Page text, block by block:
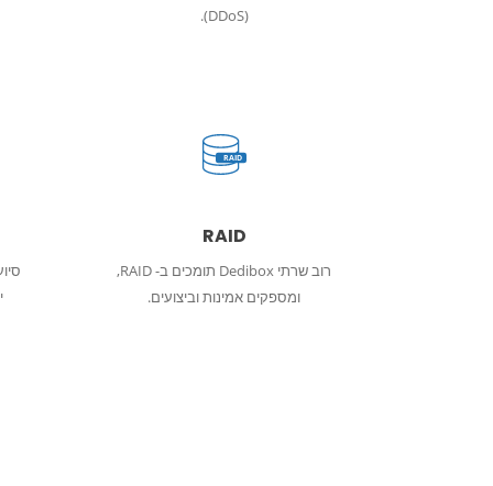
(DDoS).
RAID
RAID
רוב שרתי Dedibox תומכים ב- RAID,
ומספקים אמינות וביצועים.